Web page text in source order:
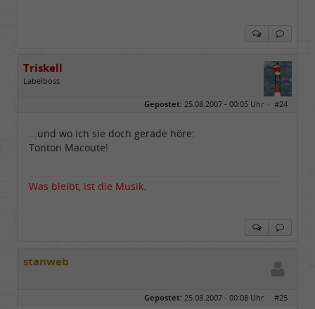
Triskell
Labelboss
Dabei seit:
04 / 2006
Gepostet: 25.08.2007 - 00:05 Uhr · #24
...und wo ich sie doch gerade höre:
Tonton Macoute!
Was bleibt, ist die Musik.
stanweb
Gepostet: 25.08.2007 - 00:08 Uhr · #25